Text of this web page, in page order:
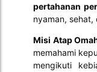
pertahanan
nyaman, sehat,
Misi Atap
memahami
mengikuti